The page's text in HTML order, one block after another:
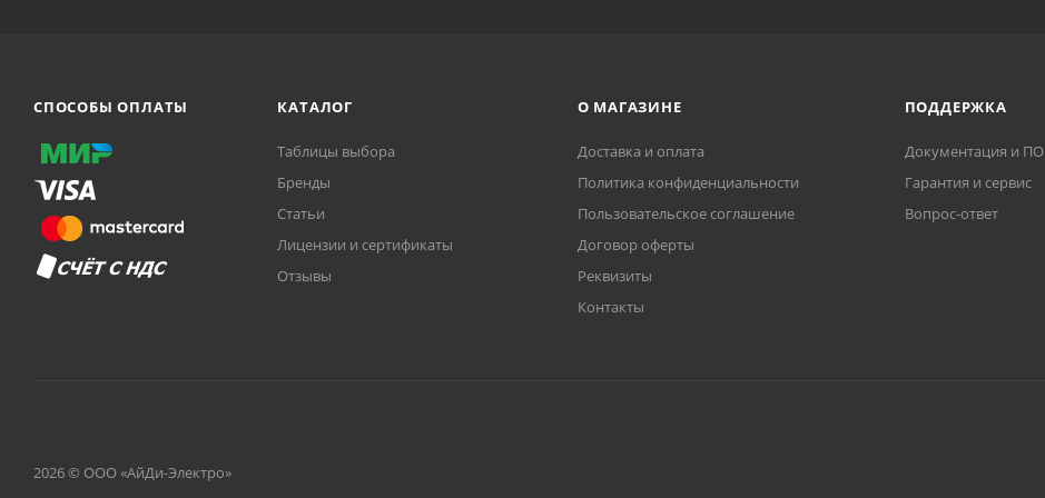
СПОСОБЫ ОПЛАТЫ КАТАЛОГ
Таблицы выбора
Бренды
Статьи
Лицензии и сертификаты
Отзывы
О МАГАЗИНЕ
Доставка и оплата
Политика конфиденциальности
Пользовательское соглашение
Договор оферты
Реквизиты
Контакты
ПОДДЕРЖКА
Документация и ПО
Гарантия и сервис
Вопрос-ответ
2026 © ООО «АйДи-Электро»